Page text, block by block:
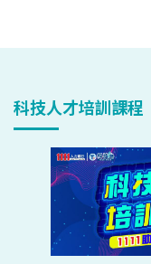
科技人才培訓課程